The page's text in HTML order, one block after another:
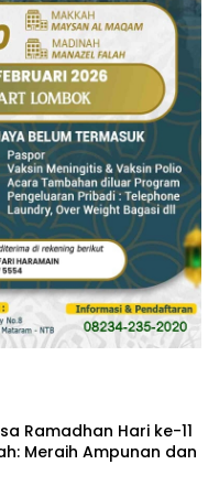
Ramadhan Hari ke-11
Meraih Ampunan dan